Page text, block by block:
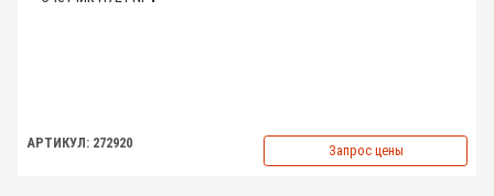
АРТИКУЛ: 272920 Запрос цены